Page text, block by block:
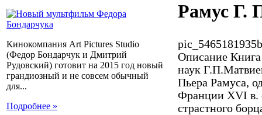
Кинокомпания Art Pictures Studio
(Федор Бондарчук и Дмитрий
Рудовский) готовит на 2015 год новый
грандиозный и не совсем обычный
для...
Подробнее »
Рамус Г.
Описание
наук
Пьера Рамуса,
Франции XVI в.
страстного